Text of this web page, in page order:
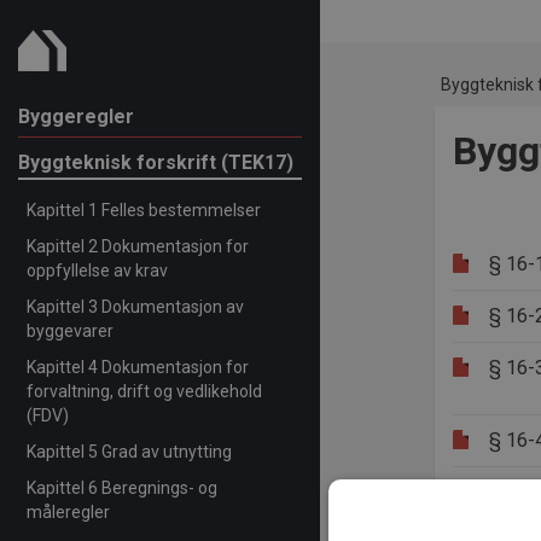
Byggeregler
Byggteknisk forskrift (TEK17)
Kapittel 1 Felles bestemmelser
Kapittel 2 Dokumentasjon for
oppfyllelse av krav
Kapittel 3 Dokumentasjon av
byggevarer
Kapittel 4 Dokumentasjon for
forvaltning, drift og vedlikehold
(FDV)
Kapittel 5 Grad av utnytting
Kapittel 6 Beregnings- og
måleregler
§ 16-1
§ 16-
§ 16-
§ 16-